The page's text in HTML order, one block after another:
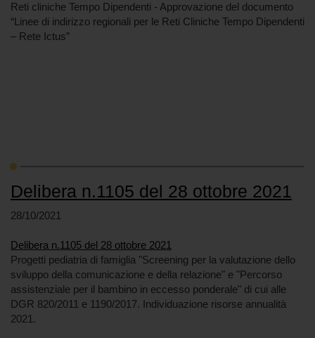
Reti cliniche Tempo Dipendenti - Approvazione del documento
“Linee di indirizzo regionali per le Reti Cliniche Tempo Dipendenti
– Rete Ictus”
Delibera n.1105 del 28 ottobre 2021
28/10/2021
Delibera n.1105 del 28 ottobre 2021
Progetti pediatria di famiglia "Screening per la valutazione dello
sviluppo della comunicazione e della relazione" e "Percorso
assistenziale per il bambino in eccesso ponderale" di cui alle
DGR 820/2011 e 1190/2017. Individuazione risorse annualità
2021.